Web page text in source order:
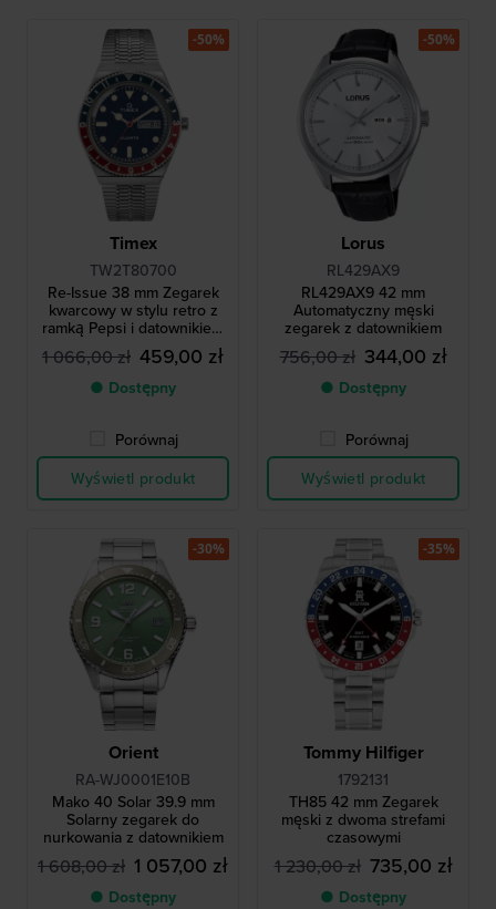
Timex
TW2T80700
Re-Issue 38 mm Zegarek
kwarcowy w stylu retro z
ramką Pepsi i datownikiem
dziennym
1 066,00 zł 459,00 zł
● Dostępny
Porównaj
Wyświetl produkt
-50%
Lorus
RL429AX9
RL429AX9 42 mm
Automatyczny męski
zegarek z datownikiem
756,00 zł 344,00 zł
● Dostępny
Porównaj
Wyświetl produkt
-50%
Orient
RA-WJ0001E10B
Mako 40 Solar 39.9 mm
Solarny zegarek do
nurkowania z datownikiem
1 608,00 zł 1 057,00 zł
● Dostępny
-30%
Tommy Hilfiger
1792131
TH85 42 mm Zegarek
męski z dwoma strefami
czasowymi
1 230,00 zł 735,00 zł
● Dostępny
-35%